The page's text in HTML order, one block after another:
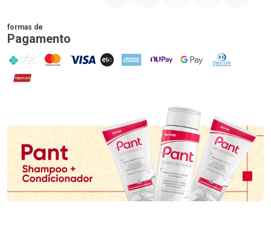
formas de
Pagamento
PIX MasterCard
VISA ELO AMEX NuPay Google PayDiners Club
Hipercard
Promoção em Destaque